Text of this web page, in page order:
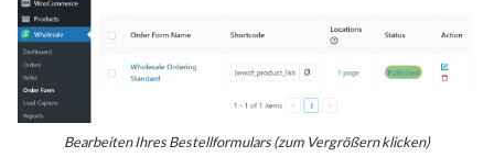
Bearbeiten Ihres Bestellformulars (zum Vergrößern klicken)